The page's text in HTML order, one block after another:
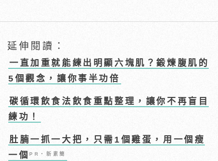
延伸閱讀：
一直加重就能練出明顯六塊肌？鍛煉腹肌的
5個觀念，讓你事半功倍
碳循環飲食法飲食重點整理，讓你不再盲目
練功！
肚腩一抓一大把，只需1個雞蛋，用一個瘦
一個PR・新素簡